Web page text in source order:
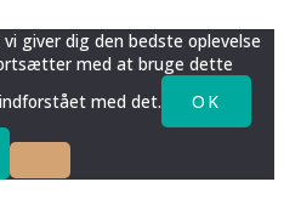
giver dig den bedste oplevelse
med at bruge dette
med det.
OK